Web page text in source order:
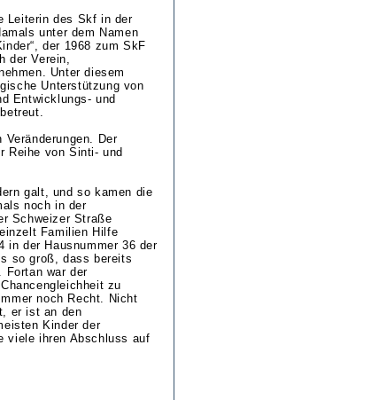
Leiterin des Skf in der
unter dem Namen
der 1968 zum SkF
der Verein,
Unter diesem
Unterstützung von
Entwicklungs- und
Veränderungen. Der
Reihe von Sinti- und
galt, und so kamen die
noch in der
Schweizer Straße
Familien Hilfe
in der Hausnummer 36 der
so groß, dass bereits
Fortan war der
zu
noch Recht. Nicht
er ist an den
Kinder der
viele ihren Abschluss auf